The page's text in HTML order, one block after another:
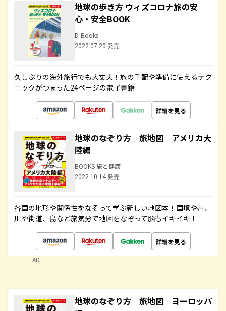
地球の歩き方 ウィズコロナ旅の安
心・安全BOOK
D-Books
2022.07.20 発売
久しぶりの海外旅行でも大丈夫！旅の手配や準備に使えるテク
ニックがつまった24ページの電子書籍
詳細を見る
地球のなぞり方 旅地図 アメリカ大
陸編
BOOKS 旅と健康
2022.10.14 発売
各国の地形や関係性をなぞって学ぶ新しい地図本！国境や州、
川や街道、島など旅気分で地図をなぞって脳もイキイキ！
詳細を見る
AD
地球のなぞり方 旅地図 ヨーロッパ